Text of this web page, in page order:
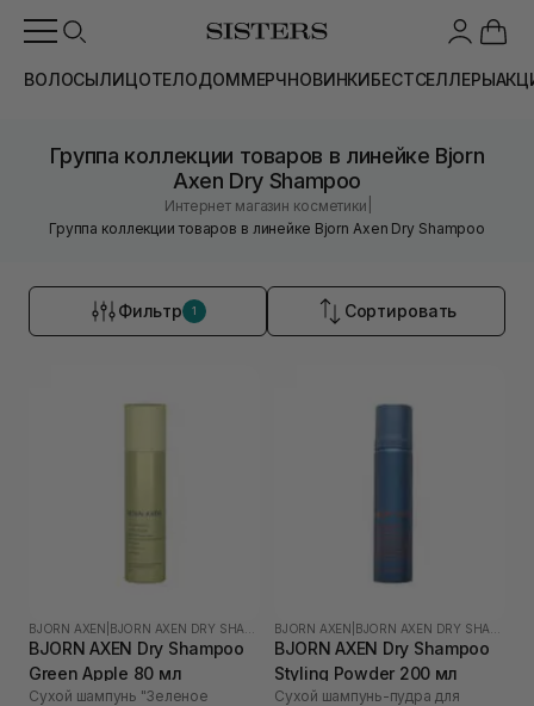
ВОЛОСЫЛИЦОТЕЛОДОММЕРЧНОВИНКИБЕСТСЕЛЛЕРЫ
Группа коллекции товаров в линейке Bjorn
Axen Dry Shampoo
Интернет магазин косметики
Группа коллекции товаров в линейке Bjorn Axen Dry Shampoo
Фильтр 1 Сортировать
BJORN AXEN
BJORN AXEN Dry Shampoo
Green Apple 80 мл
Сухой шампунь "Зеленое
BJORN AXEN
BJORN AXEN Dry Shampoo
Styling Powder 200 мл
Сухой шампунь-пудра для